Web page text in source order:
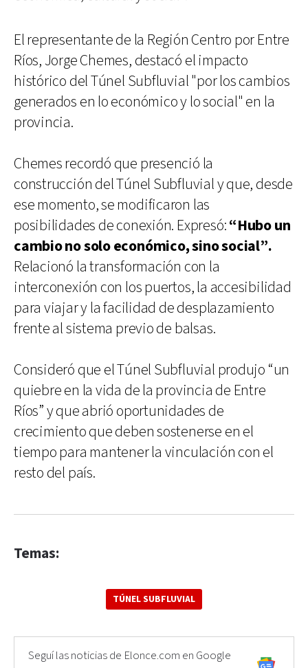
El representante de la Región Centro por Entre
Ríos, Jorge Chemes, destacó el impacto
histórico del Túnel Subfluvial "por los cambios
generados en lo económico y lo social" en la
provincia.
Chemes recordó que presenció la
construcción del Túnel Subfluvial y que, desde
ese momento, se modificaron las
posibilidades de conexión. Expresó:“Hubo un
cambio no solo económico, sino social”.
Relacionó la transformación con la
interconexión con los puertos, la accesibilidad
para viajar y la facilidad de desplazamiento
frente al sistema previo de balsas.
Consideró que el Túnel Subfluvial produjo “un
quiebre en la vida de la provincia de Entre
Ríos” y que abrió oportunidades de
crecimiento que deben sostenerse en el
tiempo para mantener la vinculación con el
resto del país.
Temas:
TÚNEL SUBFLUVIAL
Seguí las noticias de Elonce.com en Google